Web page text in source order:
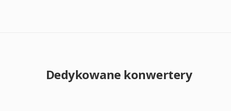
Dedykowane konwertery